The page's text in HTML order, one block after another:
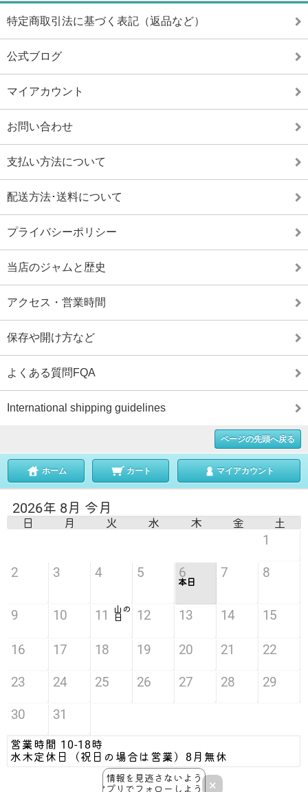
特定商取引法に基づく表記（返品など）
公式ブログ
マイアカウント
お問い合わせ
支払い方法について
配送方法･送料について
プライバシーポリシー
当店のジャムと歴史
アクセス・営業時間
保存や開け方など
よくある質問FQA
International shipping guidelines
ページの先頭へ戻る
ホーム カート マイアカウント